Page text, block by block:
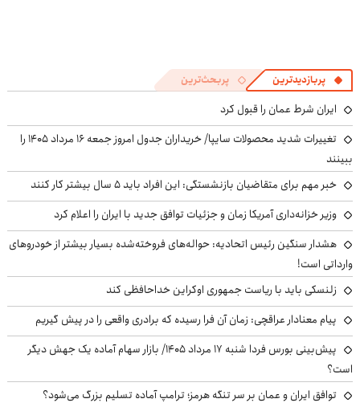
پربازدیدترین پربحث‌ترین
ایران شرط عمان را قبول کرد
تغییرات شدید محصولات سایپا/ خریداران جدول امروز جمعه ۱۶ مرداد ۱۴۰۵ را
ببینند
خبر مهم برای متقاضیان بازنشستگی: این افراد باید ۵ سال بیشتر کار کنند
وزیر خزانه‌داری آمریکا زمان و جزئیات توافق جدید با ایران را اعلام کرد
هشدار سنگین رئیس اتحادیه: حواله‌های فروخته‌شده بسیار بیشتر از خودروهای
وارداتی است!
زلنسکی باید با ریاست جمهوری اوکراین خداحافظی کند
پیام معنادار عراقچی: زمان آن فرا رسیده که برادری واقعی را در پیش گیریم
پیش‌بینی بورس فردا شنبه ۱۷ مرداد ۱۴۰۵/ بازار سهام آماده یک جهش دیگر
است؟
توافق ایران و عمان بر سر تنگه هرمز؛ ترامپ آماده تسلیم بزرگ می‌شود؟